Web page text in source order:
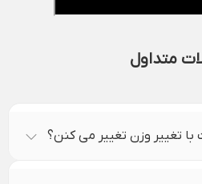
متداول
تغییر وزن تغییر می کنن؟